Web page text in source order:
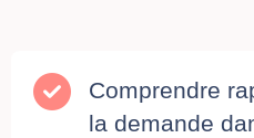
Comprendre
la demande